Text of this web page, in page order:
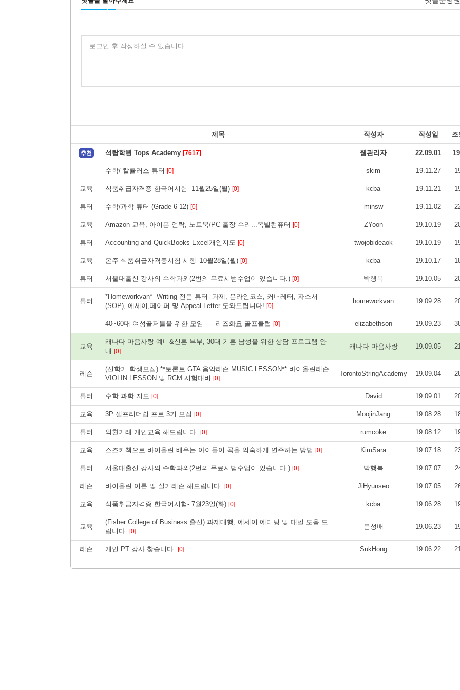
로그인 후 작성하실 수 있습니다
제목 작성자 작성일 조
추천 석탑학원 Tops Academy [7617] 웹관리자 22.09.01
수학/ 칼큘러스 튜터 [0] skim 19.11.27
교육 식품취급자격증 한국어시험- 11월25일(월) [0] kcba 19.11.21
튜터 수학/과학 튜터 (Grade 6-12) [0] minsw 19.11.02
교육 Amazon 교육, 아이폰 언락, 노트북/PC 출장 수리...옥빌컴퓨터 [0] ZYoon 19.10.19
튜터 Accounting and QuickBooks Excel개인지도 [0] twojobideaok 19.10.19
교육 온주 식품취급자격증시험 시행_10월28일(월) [0] kcba 19.10.17
튜터 서울대출신 강사의 수학과외(2번의 무료시범수업이 있습니다.) [0] 박행복 19.10.05
튜터
*Homeworkvan* -Writing 전문 튜터- 과제, 온라인코스, 커버레터, 자소서
(SOP), 에세이,페이퍼 및 Appeal Letter 도와드립니다! [0]
homeworkvan 19.09.28
40~60대 여성골퍼들을 위한 모임------리즈화요 골프클럽 [0] elizabethson 19.09.23
교육
캐나다 마음사랑-예비&신혼 부부, 30대 기혼 남성을 위한 상담 프로그램 안
내 [0]
캐나다 마음사랑 19.09.05
레슨
(신학기 학생모집) **토론토 GTA 음악레슨 MUSIC LESSON** 바이올린레슨
VIOLIN LESSON 및 RCM 시험대비 [0]
TorontoStringAcademy 19.09.04
튜터 수학 과학 지도 [0] David 19.09.01
교육 3P 셀프리더쉽 프로 3기 모집 [0] MoojinJang 19.08.28
튜터 외환거래 개인교육 해드립니다. [0] rumcoke 19.08.12
교육 스즈키책으로 바이올린 배우는 아이들이 곡을 익숙하게 연주하는 방법 [0] KimSara 19.07.18
튜터 서울대출신 강사의 수학과외(2번의 무료시범수업이 있습니다.) [0] 박행복 19.07.07
레슨 바이올린 이론 및 실기레슨 해드립니다. [0] JiHyunseo 19.07.05
교육 식품취급자격증 한국어시험- 7월23일(화) [0] kcba 19.06.28
교육
(Fisher College of Business 출신) 과제대행, 에세이 에디팅 및 대필 도움 드
립니다. [0]
문성배 19.06.23
레슨 개인 PT 강사 찾습니다. [0] SukHong 19.06.22